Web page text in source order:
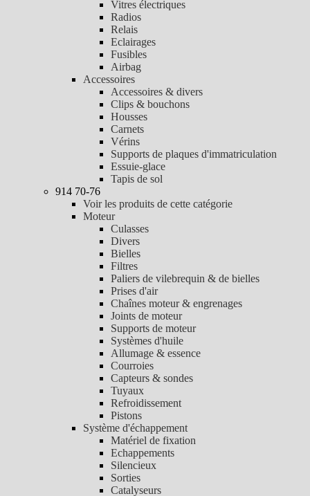
Vitres électriques
Radios
Relais
Eclairages
Fusibles
Airbag
Accessoires
Accessoires & divers
Clips & bouchons
Housses
Carnets
Vérins
Supports de plaques d'immatriculation
Essuie-glace
Tapis de sol
914 70-76
Voir les produits de cette catégorie
Moteur
Culasses
Divers
Bielles
Filtres
Paliers de vilebrequin & de bielles
Prises d'air
Chaînes moteur & engrenages
Joints de moteur
Supports de moteur
Systèmes d'huile
Allumage & essence
Courroies
Capteurs & sondes
Tuyaux
Refroidissement
Pistons
Système d'échappement
Matériel de fixation
Echappements
Silencieux
Sorties
Catalyseurs